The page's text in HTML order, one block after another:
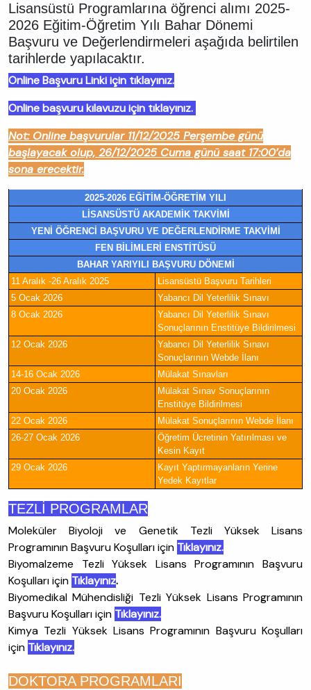
Lisansüstü Programlarına öğrenci alımı 2025-
2026 Eğitim-Öğretim Yılı Bahar Dönemi
Başvuru ve Değerlendirmeleri aşağıda belirtilen
tarihlerde yapılacaktır.
Online Başvuru Linki için tıklayınız.
Online başvuru kılavuzu için tıklayınız.
Not: Online başvurular 11/12/2025 Perşembe günü
başlayacak olup, 26/12/2025 Cuma günü saat 17:00’da
sona erecektir.
2025-2026 EĞİTİM-ÖĞRETİM YILI
LİSANSÜSTÜ AKADEMİK TAKVİMİ
YENİ ÖĞRENCİ BAŞVURU VE DEĞERLENDİRME TAKVİMİ
FEN BİLİMLERİ ENSTİTÜSÜ
BAHAR YARIYILI BAŞVURU DÖNEMİ
11 Aralık -26 Aralık 2025
Lisansüstü Başvuru Tarihleri
5 Ocak 2026
Yabancı Dil Yeterlilik Sınavı
8 Ocak 2026
Yabancı Dil Yeterlilik Sınavı
Sonuçlarının Enstitüye Bildirilmesi
12 Ocak 2026
Yabancı Dil Yeterlilik Sınavı
Sonuçlarının Webde İlanı
14-16 Ocak 2026
Mülakat Sınavları
20 Ocak 2026
Mülakat Sınav Sonuçlarının
Enstitüye Bildirilmesi
22 Ocak 2026
Mülakat Sonuçlarının Webde İlanı
26-27 Ocak 2026
Öğretim Ücretinin Yatırılması ve
Kesin Kayıt
29 Ocak 2026
Kayıt Yaptırmayanların Yerine
Yedek Kayıtlar
TEZLİ PROGRAMLAR
Moleküler Biyoloji ve Genetik Tezli Yüksek Lisans
Programının Başvuru Koşulları için Tıklayınız.
Biyomalzeme Tezli Yüksek Lisans Programının Başvuru
Koşulları için Tıklayınız.
Biyomedikal Mühendisliği Tezli Yüksek Lisans Programının
Başvuru Koşulları için Tıklayınız.
Kimya Tezli Yüksek Lisans Programının Başvuru Koşulları
için Tıklayınız.
DOKTORA PROGRAMLARI